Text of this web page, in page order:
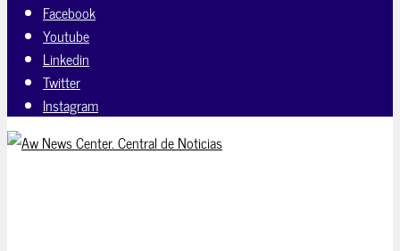
Facebook
Youtube
Linkedin
Twitter
Instagram